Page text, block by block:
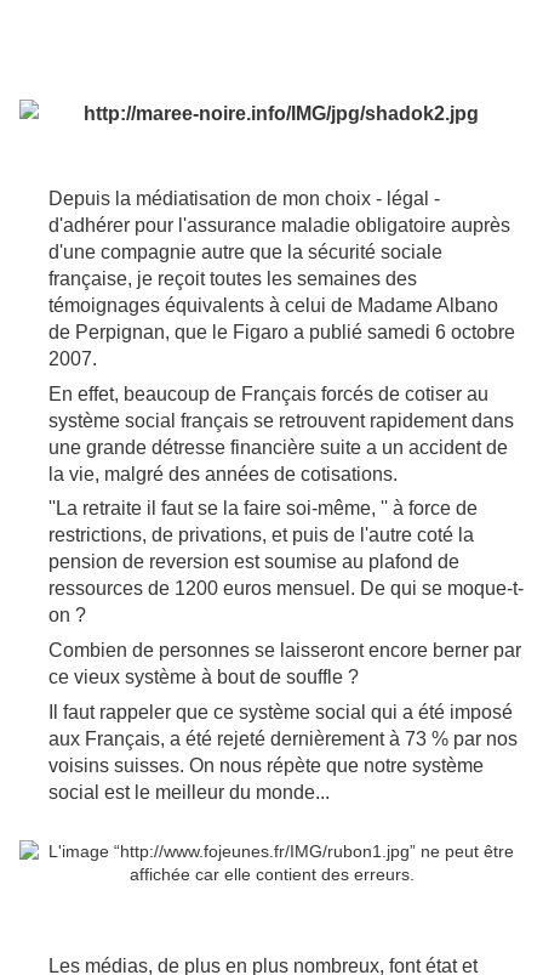
Depuis la médiatisation de mon choix - légal -
d'adhérer pour l'assurance maladie obligatoire auprès
d'une compagnie autre que la sécurité sociale
française, je reçoit toutes les semaines des
témoignages équivalents à celui de Madame Albano
de Perpignan, que le Figaro a publié samedi 6 octobre
2007.
En effet, beaucoup de Français forcés de cotiser au
système social français se retrouvent rapidement dans
une grande détresse financière suite a un accident de
la vie, malgré des années de cotisations.
''La retraite il faut se la faire soi-même, '' à force de
restrictions, de privations, et puis de l'autre coté la
pension de reversion est soumise au plafond de
ressources de 1200 euros mensuel. De qui se moque-t-
on ?
Combien de personnes se laisseront encore berner par
ce vieux système à bout de souffle ?
Il faut rappeler que ce système social qui a été imposé
aux Français, a été rejeté dernièrement à 73 % par nos
voisins suisses. On nous répète que notre système
social est le meilleur du monde...
Les médias, de plus en plus nombreux, font état et